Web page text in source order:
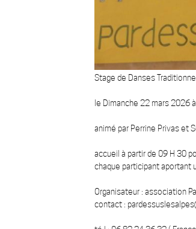
Stage de Danses
le Dimanche 22 mars 2026
animé par Perrine Privas et
accueil à partir de 09 H 30
chaque participant aportant
Organisateur : association
contact :